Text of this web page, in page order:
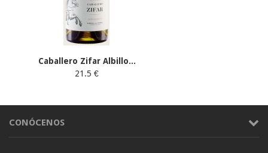
Caballero Zifar Albillo...
21.5 €
CONÓCENOS